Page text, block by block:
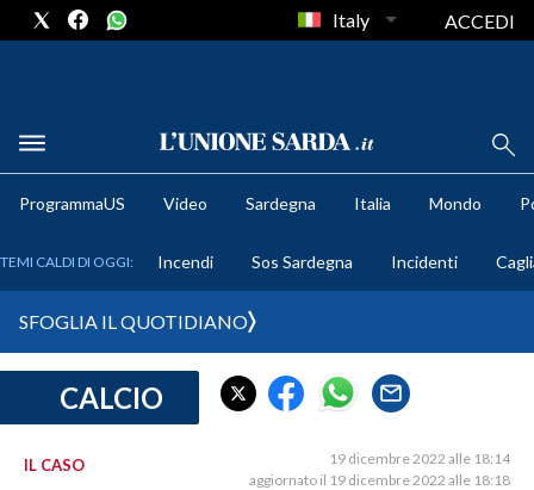
METEO
CRONACA SARDEGNA
PROVINCIA DI CAGLIARI
Italy ACCEDI
ProgrammaUS Video Sardegna Italia Mondo
TEMI CALDI DI OGGI: Incendi Sos Sardegna Incidenti
SFOGLIA IL QUOTIDIANO
CALCIO
IL CASO
19 dicembre 2022 alle 18:14
aggiornato il 19 dicembre 2022 alle 18:18